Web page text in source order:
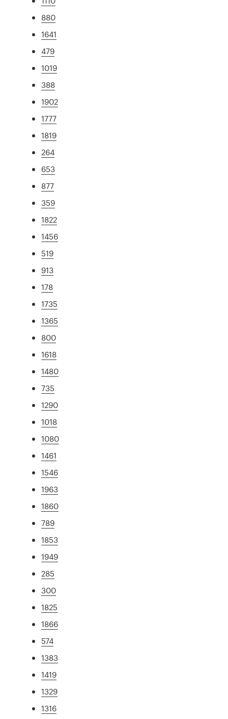
880
1641
479
1019
388
1902
1777
1819
264
653
877
359
1822
1456
519
913
178
1735
1365
800
1618
1480
735
1290
1018
1080
1461
1546
1963
1860
789
1853
1949
285
300
1825
1866
574
1383
1419
1329
1316